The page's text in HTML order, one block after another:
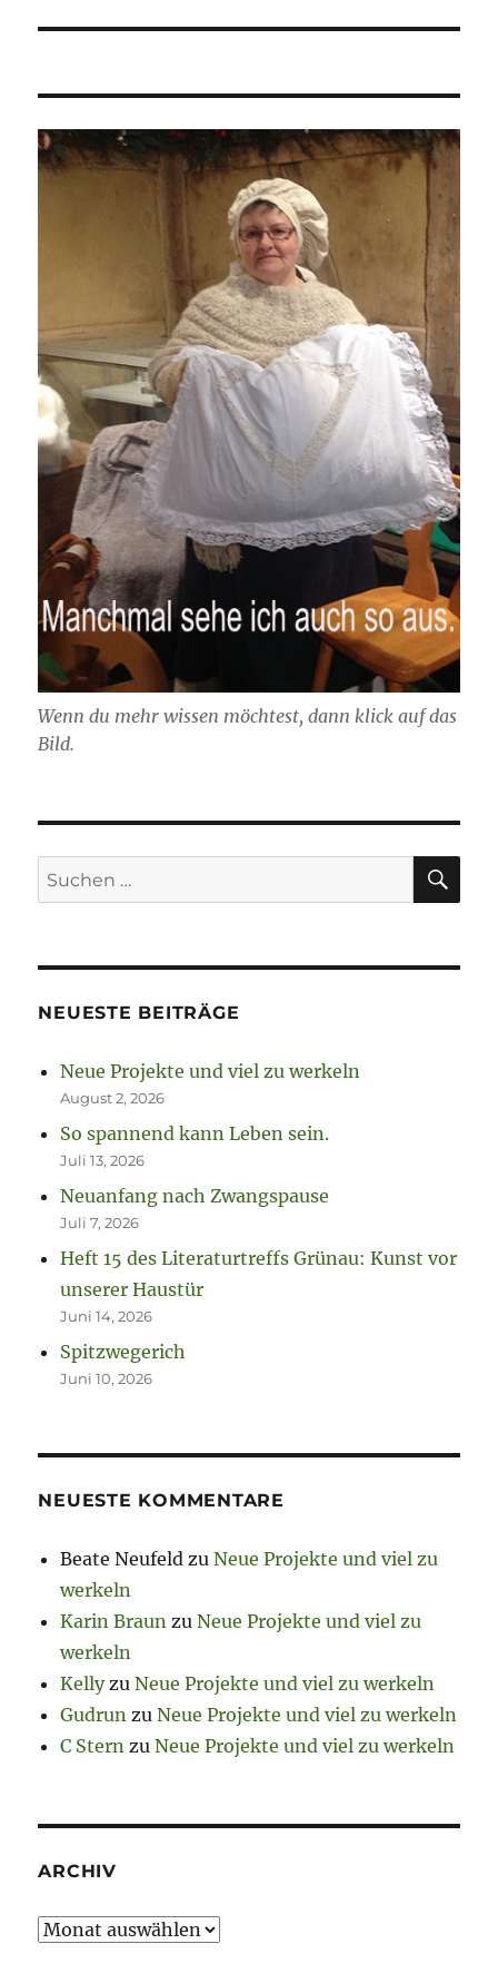
Wenn du mehr wissen möchtest, dann klick auf das
Bild.
Suchen
nach:
NEUESTE BEITRÄGE
Neue Projekte und viel zu werkeln
August 2, 2026
So spannend kann Leben sein.
Juli 13, 2026
Neuanfang nach Zwangspause
Juli 7, 2026
Heft 15 des Literaturtreffs Grünau: Kunst vor
unserer Haustür
Juni 14, 2026
Spitzwegerich
Juni 10, 2026
NEUESTE KOMMENTARE
Beate Neufeld zuNeue Projekte und viel zu
werkeln
Karin Braun zuNeue Projekte und viel zu
werkeln
KellyzuNeue Projekte und viel zu werkeln
Gudrun zuNeue Projekte und viel zu werkeln
C Stern zuNeue Projekte und viel zu werkeln
ARCHIV
Archiv